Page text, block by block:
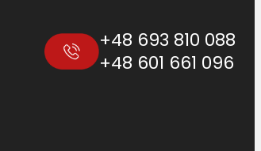
+48 693 810 088
+48 601 661 096